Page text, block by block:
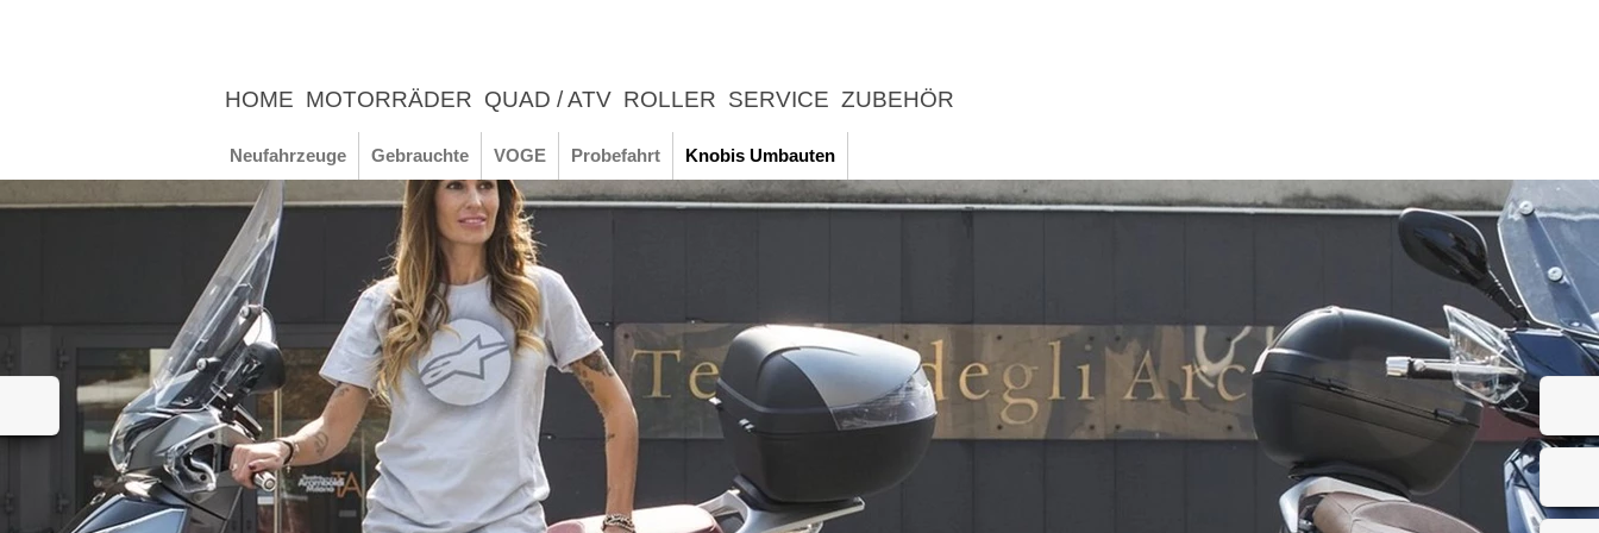
HOME MOTORRÄDER QUAD / ATV ROLLER SERVICE ZUBEHÖR
UNTERNEHMEN
NEWS ERLEBNIS
Neufahrzeuge Gebrauchte VOGE Probefahrt Knobis Umbauten